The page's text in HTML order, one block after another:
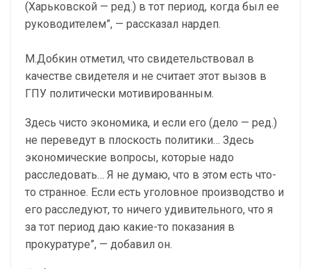
(Харьковской — ред.) в тот период, когда был ее
руководителем”, — рассказал нардеп.
М.Добкин отметил, что свидетельствовал в
качестве свидетеля и не считает этот вызов в
ГПУ политически мотивированным.
Здесь чисто экономика, и если его (дело — ред.)
не переведут в плоскость политики… Здесь
экономические вопросы, которые надо
расследовать… Я не думаю, что в этом есть что-
то странное. Если есть уголовное производство и
его расследуют, то ничего удивительного, что я
за тот период даю какие-то показания в
прокуратуре”, — добавил он.